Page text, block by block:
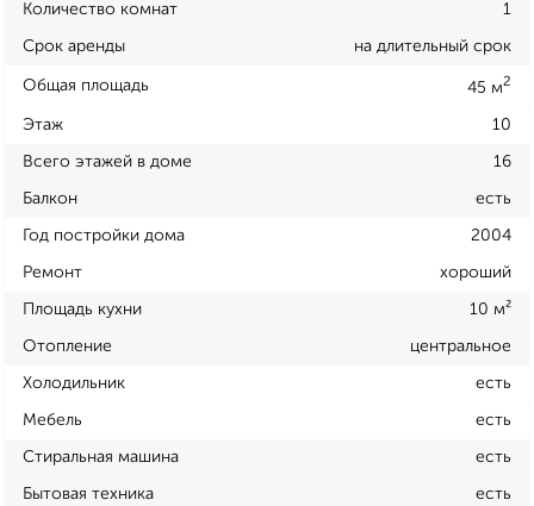
Количество комнат 1
Срок аренды на длительный срок
Общая площадь 45 м2
Этаж 10
Всего этажей в доме 16
Балкон есть
Год постройки дома 2004
Ремонт хороший
Площадь кухни 10 м²
Отопление центральное
Холодильник есть
Мебель есть
Стиральная машина есть
Бытовая техника есть